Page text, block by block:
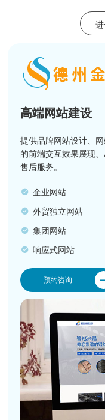
高端网站建设
提供品牌网站设计、
的前端交互效果展现
售后服务。
企业网站
外贸独立网站
集团网站
响应式网站
预约咨询